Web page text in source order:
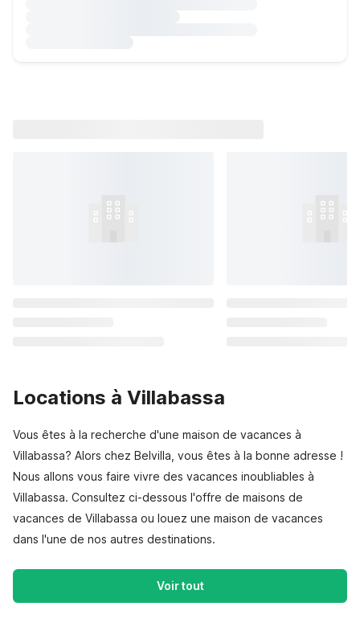
Locations à Villabassa
Vous êtes à la recherche d'une maison de vacances à
Villabassa? Alors chez Belvilla, vous êtes à la bonne adresse !
Nous allons vous faire vivre des vacances inoubliables à
Villabassa. Consultez ci-dessous l'offre de maisons de
vacances de Villabassa ou louez une maison de vacances
dans l'une de nos autres destinations.
Voir tout